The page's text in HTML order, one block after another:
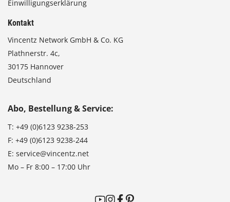
Einwilligungserklärung
Kontakt
Vincentz Network GmbH & Co. KG
Plathnerstr. 4c,
30175 Hannover
Deutschland
Abo, Bestellung & Service:
T: +49 (0)6123 9238-253
F: +49 (0)6123 9238-244
E: service@vincentz.net
Mo – Fr 8:00 – 17:00 Uhr